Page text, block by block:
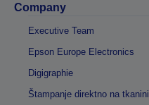
Company
Executive Team
Epson Europe Electronics
Digigraphie
Štampanje direktno na tkanini